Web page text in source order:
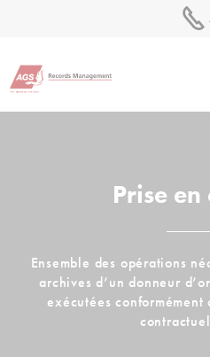
Prise
Ensemble des opérations
archives d’un donneur
exécutées conformément